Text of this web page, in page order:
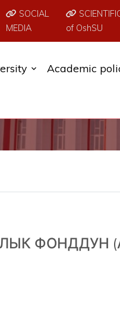
SOCIAL
MEDIA
of OshSU
Academic
ФОНДДУН